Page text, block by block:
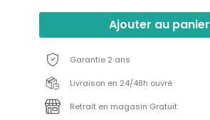
Ajouter au panier
Garantie 2 ans
Livraison en 24/48h ouvré
Retrait en magasin Gratuit